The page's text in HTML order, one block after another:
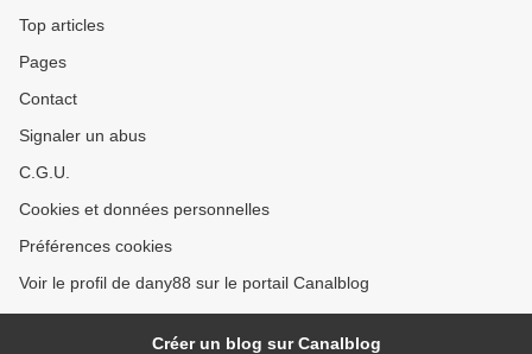
Top articles
Pages
Contact
Signaler un abus
C.G.U.
Cookies et données personnelles
Préférences cookies
Voir le profil de dany88 sur le portail Canalblog
Créer un blog sur Canalblog